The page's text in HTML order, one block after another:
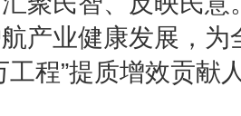
产业健康发展，
工程”提质增效贡献